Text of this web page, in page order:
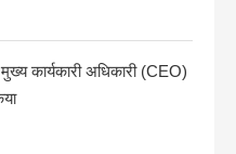
कार्यकारी अधिकारी (CEO)